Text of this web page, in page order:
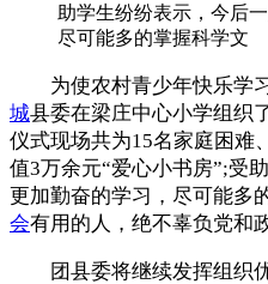
助学生纷纷表示，今后
尽可能多的掌握科学文
为使农村青少年快乐学习
城县委在梁庄中心小学组织
仪式现场共为15名家庭困难
值3万余元“爱心小书房”;受
更加勤奋的学习，尽可能多
会有用的人，绝不辜负党和
团县委将继续发挥组织优